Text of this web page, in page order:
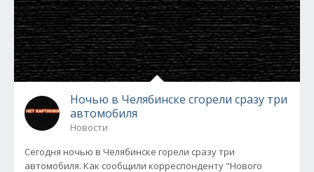
Ночью в Челябинске сгорели сразу три
автомобиля
Новости
Сегодня ночью в Челябинске горели сразу три
автомобиля. Как сообщили корреспонденту "Нового